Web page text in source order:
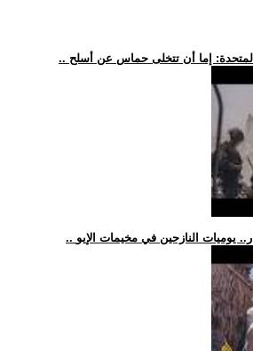
المتحدة: إما أن تتخلى حماس عن أسلح
يوميات النازحين في مخيمات الإيو